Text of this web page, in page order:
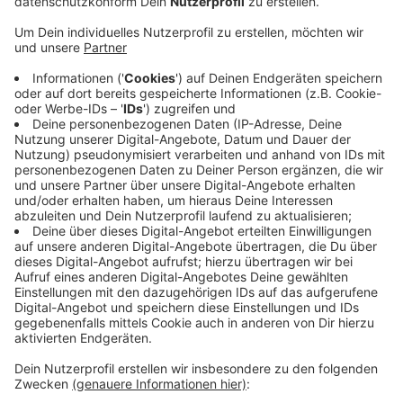
Anzeige
Das soll aufhören: Die Straße "Am Hauptbahnhof" soll
umgebaut werden und dann wird der Radverkehr mit
einem Radweg neben den Straßenbahnen entlang
geführt. Die Planungen für den Umbau laufen, wann es
losgeht, steht noch nicht fest. Ein weiterer
Unfallschwerpunkt in Bonn war im vergangenen Jahr
die B56 in der Innenstadt. Alle Unfallzahlen gibt es auf
einerinteraktiven Kartedes Statistischen
Landesamtes.
Anzeige